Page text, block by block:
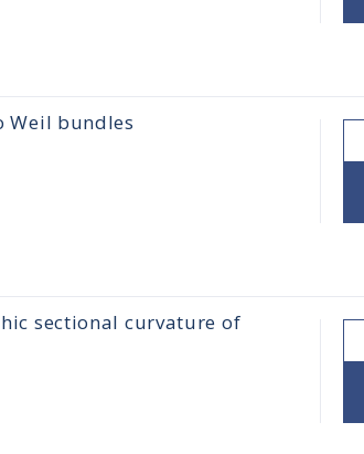
Weil bundles
sectional curvature of